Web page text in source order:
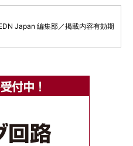
Japan 編集部／掲載内容有効期